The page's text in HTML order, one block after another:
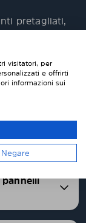
pretagliati,
per te e su
tagliare o
vestibilità
per
visitatori, per
e offrirti
informazioni sui
Negare